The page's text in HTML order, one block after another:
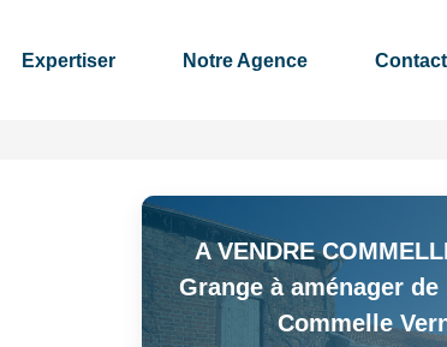
Expertiser Notre Agence Contact
A VENDRE
Grange à aménager de
Commelle